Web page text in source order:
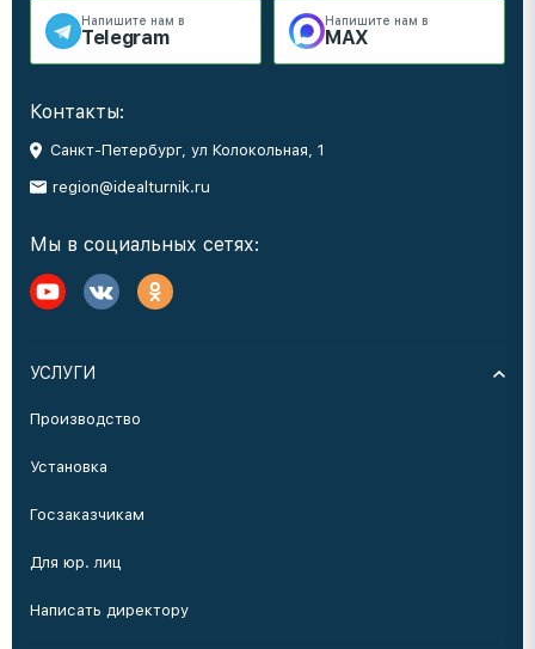
Напишите нам в
Telegram
Напишите нам в
MAX
Контакты:
Санкт-Петербург, ул Колокольная, 1
region@idealturnik.ru
Мы в социальных сетях:
УСЛУГИ
Производство
Установка
Госзаказчикам
Для юр. лиц
Написать директору